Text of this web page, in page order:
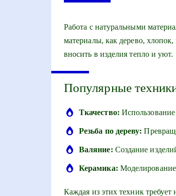
Работа с натуральными
материалы, как дерево,
вносить в изделия тепло и уют.
Популярные
Ткачество:
Резьба по дереву:
Валяние: Создание
Керамика:
Каждая из этих техник